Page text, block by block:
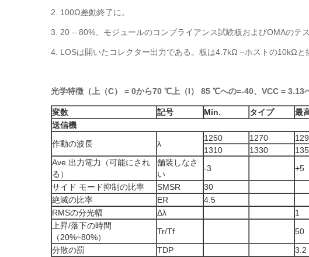
2. 100Ω差動終了に。
3. 20 – 80%。モジュールのコンプライアンス試験板およびOMAのテ
4. LOSは開いたコレクター出力である。板は4.7kΩ –ホストの10kΩと
光学特徴（上（C） = 0から70 ℃上（I） 85 ℃への=-40、VCC = 3.13
変数 記号 Min. タイプ 最
送信機
作動の波長
λ
1250 1270
1310 1330
Ave.出力電力（可能にされ
る）
舗装しなさ
い
-3 +5
サイド モード抑制の比率
SMSR 30
絶滅の比率
ER 4.5
RMSの分光幅
Δλ 1
上昇/落下の時間
（20%~80%）
Tr/Tf 50
分散の罰
TDP 3.2